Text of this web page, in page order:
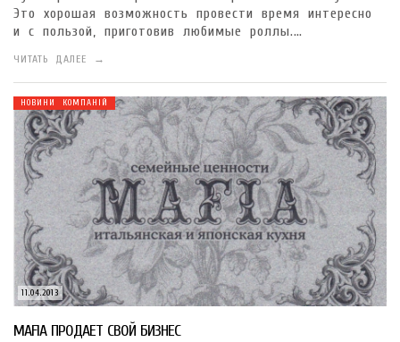
Это хорошая возможность провести время интересно
и с пользой, приготовив любимые роллы.…
ЧИТАТЬ ДАЛЕЕ →
11.04.2013
НОВИНИ КОМПАНІЙ
MAFIA ПРОДАЕТ СВОЙ БИЗНЕС